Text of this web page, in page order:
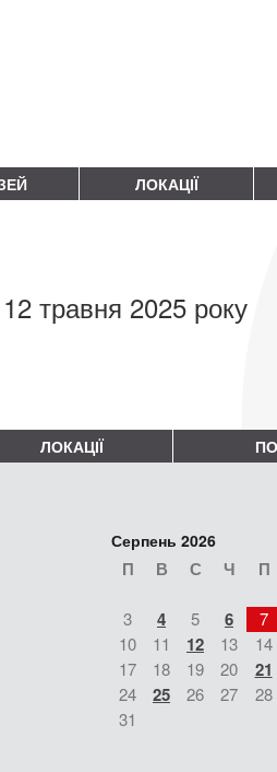
ЛОКАЦІЇ
травня 2025 року
ЛОКАЦІЇ
Серпень 2026
П В С Ч П
3 4 5 6 7
10
11 12 13 14
17
18 19 20 21
24
25 26 27 28
31